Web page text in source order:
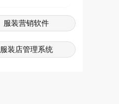
服装营销软件
服装店管理系统